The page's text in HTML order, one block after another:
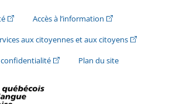
(Cet hyperlien externe s'ouvrira dans une
Accès à l’information(Cet hyperlien
aux citoyennes et aux citoyens(Cet
(Cet hyperlien externe s'ouvrira
Plan du site